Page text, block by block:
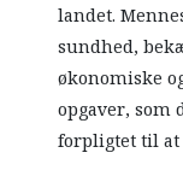
landet.
sundhed,
økonomiske
opgaver, som
forpligtet til at